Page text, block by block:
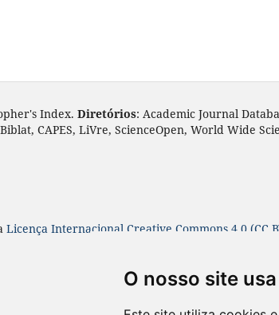
O nosso site
Index. Diretórios: Academic Journal
CAPES, LiVre, ScienceOpen, World Wide
Licença Internacional Creative Commons 4.0 (CC